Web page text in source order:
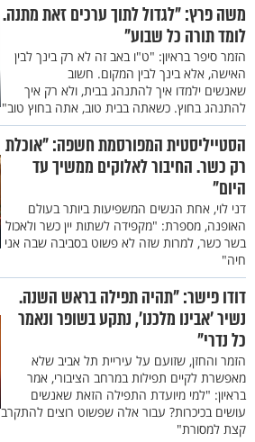
משה פרץ: "לגדול לתוך ערכים זאת מתנה.
לומד תורה כל שבוע"
הזמר סיפר בראיון: "ט"ו באב זה לא רק בינך לבין
האישה, אלא בינך לבין המקום. חשוב
שאנשים ילמדו איך להתנהג בבית, ולא רק איך
להתנהג בחוץ. כשאתה בבית טוב, אתה בחוץ טוב"
הסטייליסטית המפורסמת חשפה: "אוכלת
רק כשר. החיבור לאלוקים ממשיך עד
היום"
דני לוי, אחת הנשים המשפיעות ביותר בעולם
האופנה, מספרת: "מקפידה לשתות יין כשר ולאכול
בשר כשר, למרות שזה לא פשוט בסביבה שבה אני
חיה"
דודו פישר: "תהיה תפילה בראש השנה.
נשיר 'אבינו מלכנו', נתקע בשופר ונאמר
כל נדרי"
הזמר והחזן, שזועם על עיריית תל אביב שלא
מאפשרת לקיים תפילות במרחב הציבורי, אמר
בראיון: "למי מיועדת התפילה הזאת שאנשים
עושים בכיכרות? עבור אלה שפשוט רוצים להתקרב
קצת למסורת"